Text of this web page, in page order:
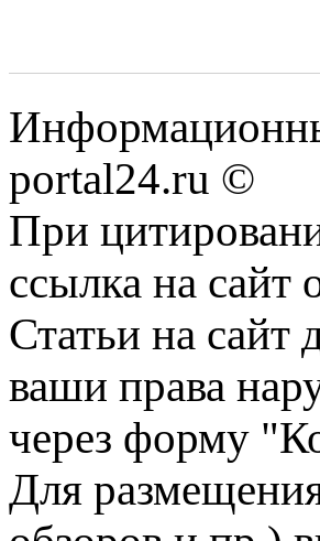
portal24.ru ©
При
ссылка на сайт
Статьи на сайт
ваши права
через форму
Для